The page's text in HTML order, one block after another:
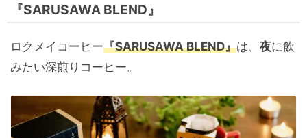
『SARUSAWA BLEND』
ロクメイコーヒー『SARUSAWA BLEND』は、 夜に飲
みたい深煎りコーヒー。